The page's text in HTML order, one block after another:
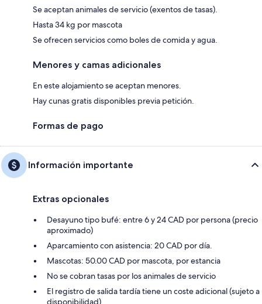
Se aceptan animales de servicio (exentos de tasas).
Hasta 34 kg por mascota
Se ofrecen servicios como boles de comida y agua.
Menores y camas adicionales
En este alojamiento se aceptan menores.
Hay cunas gratis disponibles previa petición.
Formas de pago
Información importante
Extras opcionales
Desayuno tipo bufé: entre 6 y 24 CAD por persona (precio
aproximado)
Aparcamiento con asistencia: 20 CAD por día.
Mascotas: 50.00 CAD por mascota, por estancia
No se cobran tasas por los animales de servicio
El registro de salida tardía tiene un coste adicional (sujeto a
disponibilidad)